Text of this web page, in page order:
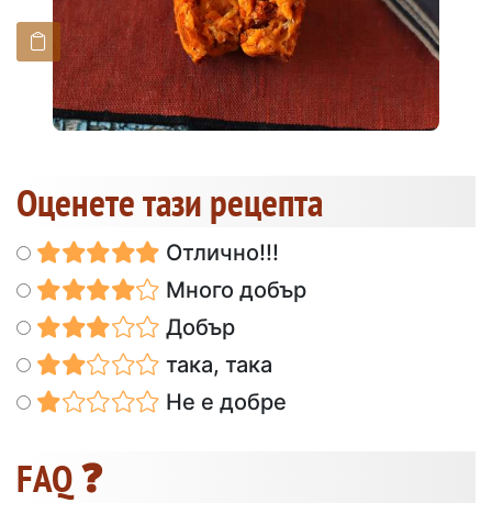
Оценете тази рецепта
Отлично!!!
Много добър
Добър
така, така
Не е добре
FAQ ❓